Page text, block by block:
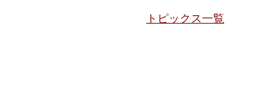
トピックス一覧